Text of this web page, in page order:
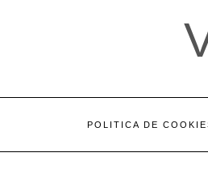
POLITICA DE